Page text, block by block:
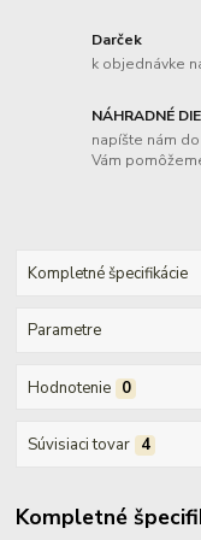
Darček
k objednávke
NÁHRADNÉ
napíšte nám
Vám
Kompletné špecifikácie
Parametre
Hodnotenie 0
Súvisiaci tovar 4
Kompletné